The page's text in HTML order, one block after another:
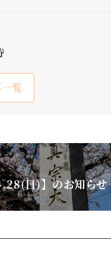
覧
日)】のお知らせ